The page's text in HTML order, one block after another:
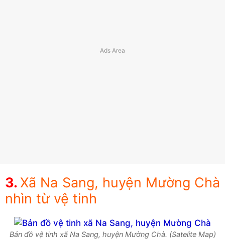
Xã Na Sang, huyện Mường Chà
nhìn từ vệ tinh
Bản đồ vệ tinh xã Na Sang, huyện Mường Chà. (Satelite Map)